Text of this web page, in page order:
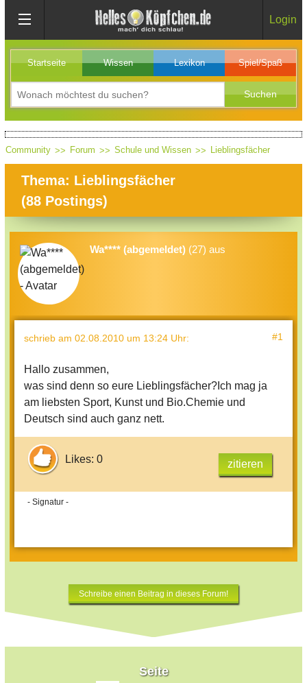
Login
Startseite Wissen Lexikon Spiel/Spaß
Community Forum Schule und Wissen Lieblingsfächer
Thema: Lieblingsfächer
(88 Postings)
Wa**** (abgemeldet) (27) aus
schrieb am 02.08.2010 um 13:24 Uhr: #1
Hallo zusammen,
was sind denn so eure Lieblingsfächer?Ich mag ja
am liebsten Sport, Kunst und Bio.Chemie und
Deutsch sind auch ganz nett.
Likes: 0 zitieren
- Signatur -
Schreibe einen Beitrag in dieses Forum!
Seite